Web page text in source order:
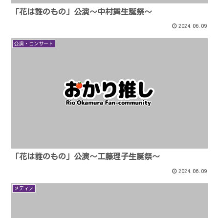
「花は誰のもの」公演〜中村舞生誕祭〜
2024.06.09
公演・コンサート
「花は誰のもの」公演〜工藤理子生誕祭〜
2024.06.09
メディア